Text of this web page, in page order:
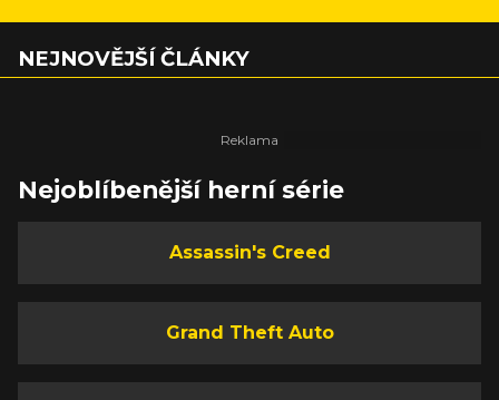
NEJNOVĚJŠÍ ČLÁNKY
Nejoblíbenější herní série
Assassin's Creed
Grand Theft Auto